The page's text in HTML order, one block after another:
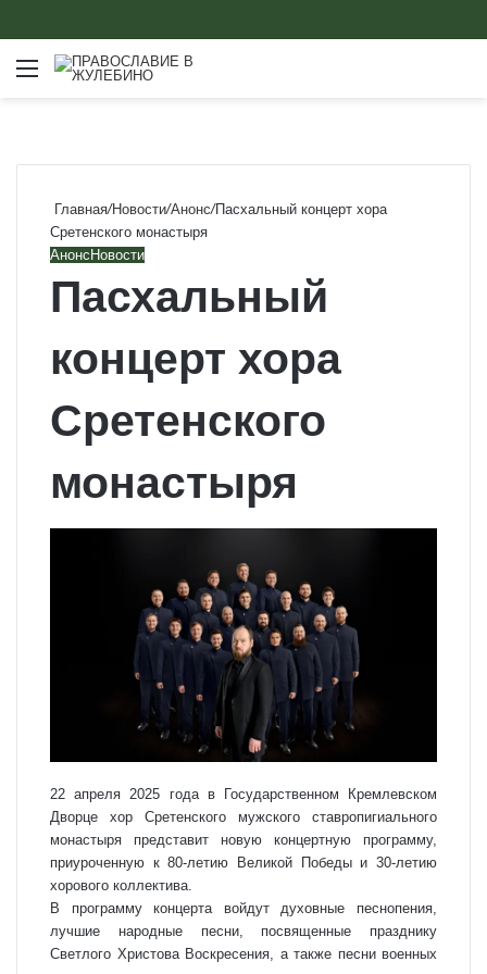
Меню
Главная/Новости/Анонс/Пасхальный концерт хора
Сретенского монастыря
Анонс Новости
Пасхальный
концерт хора
Сретенского
монастыря
22 апреля 2025 года в Государственном Кремлевском
Дворце хор Сретенского мужского ставропигиального
монастыря представит новую концертную программу,
приуроченную к 80-летию Великой Победы и 30-летию
хорового коллектива.
В программу концерта войдут духовные песнопения,
лучшие народные песни, посвященные празднику
Светлого Христова Воскресения, а также песни военных